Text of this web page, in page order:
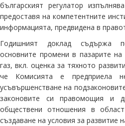
българският регулатор
предоставя на компетентните
информацията, предвидена в
Годишният доклад съдържа
основните промени в пазарите на
газ, вкл. оценка за тяхното
че Комисията е предприела
усъвършенстване на
законовите си правомощия и
обществени отношения в
създаване на условия за развитие